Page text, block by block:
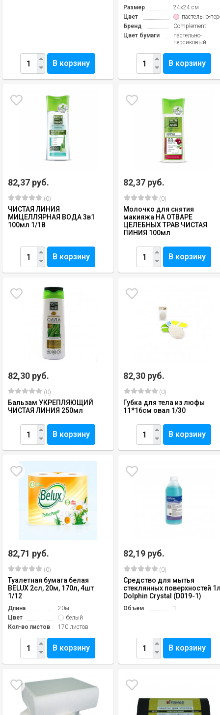
В корзину
Размер
24х24 см
Цвет
пастельно-
Бренд
Complement
Цвет бумаги
пастельно-
персиковый
В корзину
82,37 руб.
(0)
ЧИСТАЯ ЛИНИЯ
МИЦЕЛЛЯРНАЯ ВОДА 3в1
100мл 1/18
В корзину
82,37 руб.
(0)
Молочко для снятия
макияжа НА ОТВАРЕ
ЦЕЛЕБНЫХ ТРАВ ЧИСТАЯ
ЛИНИЯ 100мл
В корзину
82,30 руб.
(0)
Бальзам УКРЕПЛЯЮЩИЙ
ЧИСТАЯ ЛИНИЯ 250мл
В корзину
82,30 руб.
(0)
Губка для тела из люфы
11*16см овал 1/30
В корзину
82,71 руб.
(0)
Туалетная бумага белая
BELUX 2сл, 20м, 170л, 4шт
1/12
Длина
20м
Цвет
белый
Кол-во листов
170 листов
В корзину
82,19 руб.
(0)
Средство для мытья
стеклянных поверхностей
Dolphin Crystal (D019-1)
Объем 1
В корзину